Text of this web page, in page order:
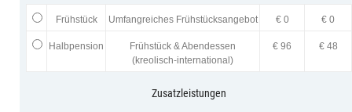
Frühstück Umfangreiches Frühstücksangebot € 0 € 0
Halbpension
Frühstück & Abendessen
(kreolisch-international)
€ 96 € 48
Zusatzleistungen